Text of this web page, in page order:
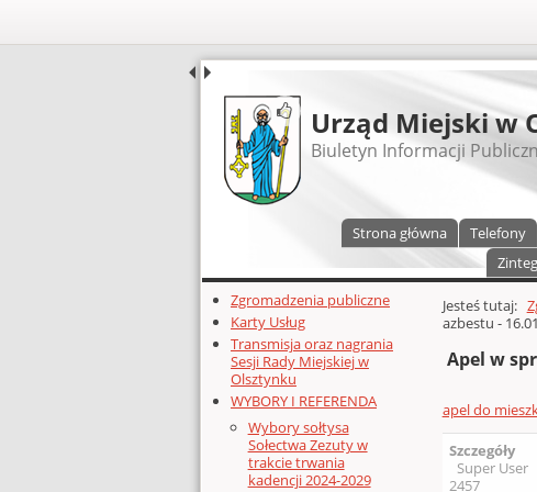
UDOSTĘPNIJ
Urząd Miejski w
Biuletyn Informacji
Strona główna Telefony
Dodatkowe zasoby (lewa kolumna)
Zgromadzenia publiczne
Karty Usług
Transmisja oraz nagrania
Sesji Rady Miejskiej w
Olsztynku
WYBORY I REFERENDA
Wybory sołtysa
Sołectwa Zezuty w
trakcie trwania
kadencji 2024-2029
Głównej
Jesteś tutaj:
azbestu -
Apel w
apel do
Szczegóły
Super User
2457